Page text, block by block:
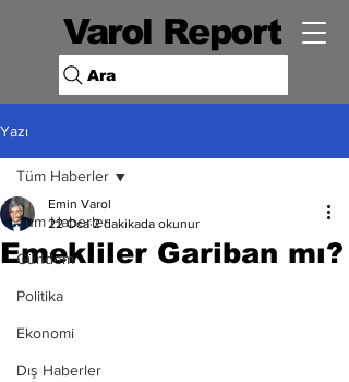
Varol Report
Ara
Yazı
Tüm Haberler
Gündem
Politika
Ekonomi
Dış Haberler
Tüm Haberler
Emekliler Gariban mı?
Emin Varol
22 Oca 2 dakikada okunur